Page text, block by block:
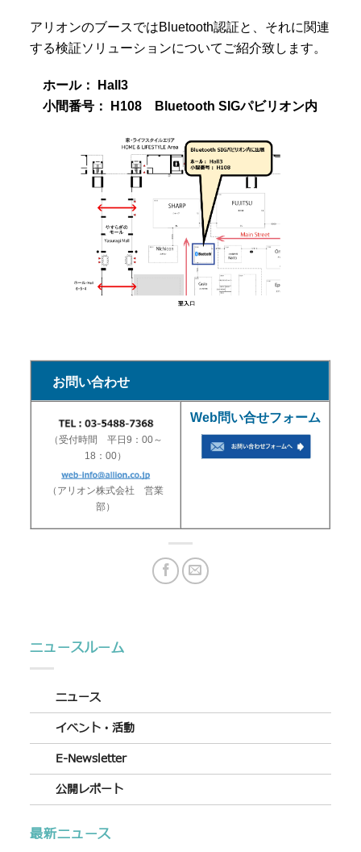
アリオンのブースではBluetooth認証と、それに関連
する検証ソリューションについてご紹介致します。
ホール： Hall3
小間番号： H108 Bluetooth SIGパビリオン内
お問い合わせ
（受付時間 平日9：00～
18：00）
（アリオン株式会社 営業
部）
Web問い合せフォーム
ニュースルーム
ニュース
イベント・活動
E-Newsletter
公開レポート
最新ニュース